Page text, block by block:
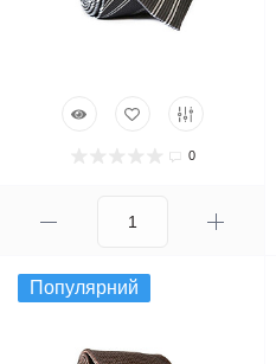
0
Популярний